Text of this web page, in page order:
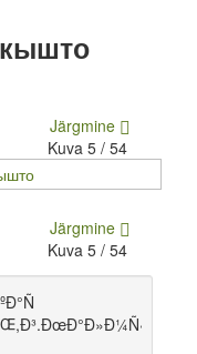
Järgmine
Kuva 5 / 54
Järgmine
Kuva 5 / 54